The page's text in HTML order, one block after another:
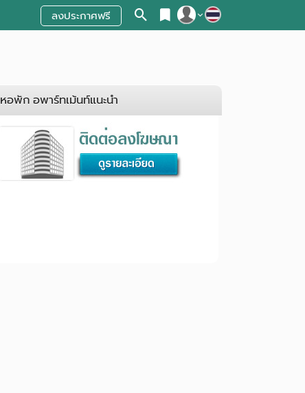
ลงประกาศฟรี
หอพัก อพาร์ทเม้นท์แนะนำ